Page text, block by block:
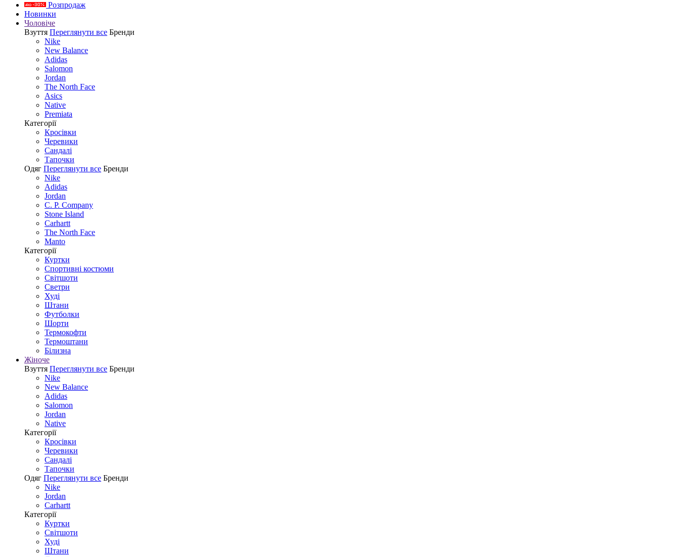
Розпродаж
Новинки
Чоловіче
Взуття Переглянути все Бренди
Nike
New Balance
Adidas
Salomon
Jordan
The North Face
Asics
Native
Premiata
Категорії
Кросівки
Черевики
Сандалі
Tапочки
Одяг Переглянути все Бренди
Nike
Adidas
Jordan
C. P. Company
Stone Island
Carhartt
The North Face
Manto
Категорії
Куртки
Спортивні костюми
Світшоти
Светри
Худі
Штани
Футболки
Шорти
Термокофти
Термоштани
Білизна
Жіноче
Взуття Переглянути все Бренди
Nike
New Balance
Adidas
Salomon
Jordan
Native
Категорії
Кросівки
Черевики
Сандалі
Tапочки
Одяг Переглянути все Бренди
Nike
Jordan
Carhartt
Категорії
Куртки
Світшоти
Худі
Штани